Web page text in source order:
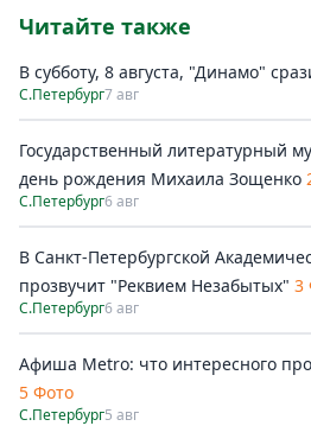
Читайте также
В субботу, 8 августа, "Динамо"
С.Петербург7 авг
Государственный литературный
день рождения Михаила Зощенко
С.Петербург6 авг
В Санкт-Петербургской
прозвучит "Реквием Незабытых" 3
С.Петербург6 авг
Афиша Metro: что интересного
5 Фото
С.Петербург5 авг